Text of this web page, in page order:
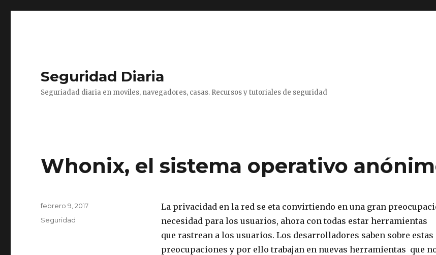
Seguridad Diaria
Seguriadad diaria en moviles, navegadores, casas. Recursos y tutoriales de seguridad
Whonix, el sistema operativo
La privacidad en la red se eta convirtiendo en una gran
necesidad para los usuarios, ahora con todas estar herramientas
que rastrean a los usuarios. Los desarrolladores saben sobre estas
preocupaciones y por ello trabajan en nuevas herramientas que
Publicado
el
febrero 9, 2017
Categorías
Seguridad